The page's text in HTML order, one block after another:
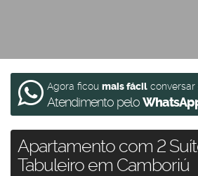
Agora ficou mais fácil
Atendimento pelo
Apartamento com 2
Tabuleiro em Camboriú